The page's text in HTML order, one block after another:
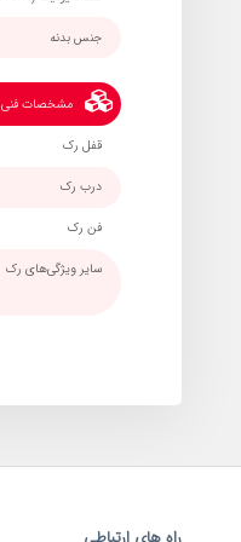
جنس بدنه
مشخصات فنی
قفل رک
درب رک
فن رک
سایر ویژگی‌های رک